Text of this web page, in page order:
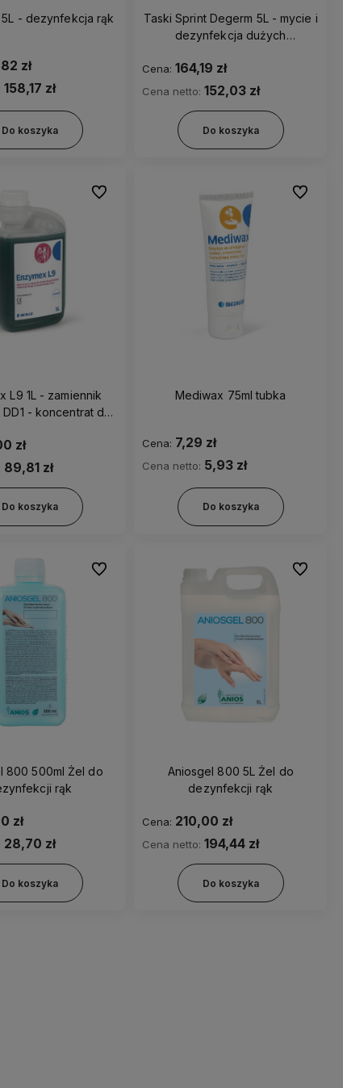
AHD 1000 5L - dezynfekcja rąk
zł
158,17 zł
Do koszyka
Taski Sprint Degerm 5L - mycie i
dezynfekcja dużych
Cena: 164,19 zł
Cena netto:152,03 zł
Do koszyka
L9 1L - zamiennik
DD1 - koncentrat do
zł
89,81 zł
Do koszyka
Do ulubionych
Mediwax 75ml tubka
Cena: 7,29 zł
Cena netto: 5,93 zł
Do koszyka
Do
800 500ml Żel do
rąk
zł
28,70 zł
Do koszyka
Do ulubionych
Aniosgel 800 5L Żel do
dezynfekcji rąk
Cena: 210,00 zł
Cena netto:194,44 zł
Do koszyka
Do